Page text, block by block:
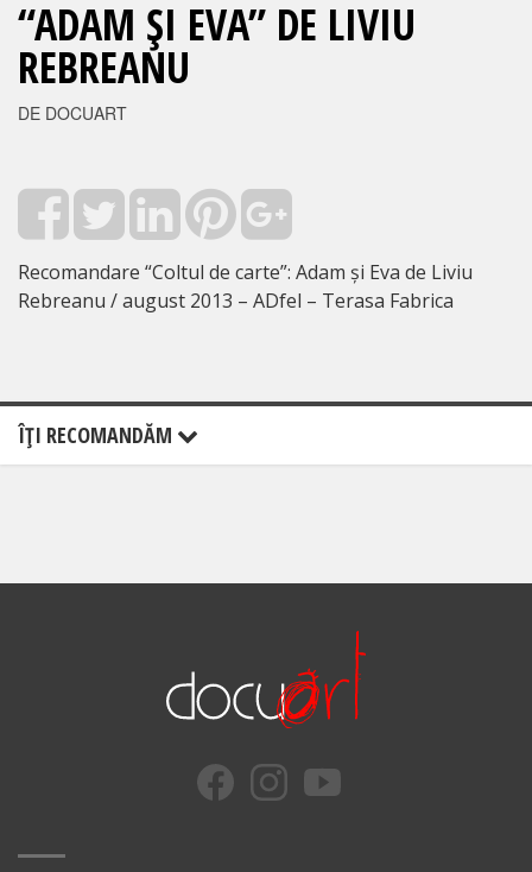
“ADAM ŞI EVA” DE LIVIU
REBREANU
DE DOCUART
Recomandare “Coltul de carte”: Adam și Eva de Liviu
Rebreanu / august 2013 – ADfel – Terasa Fabrica
ÎŢI RECOMANDĂM